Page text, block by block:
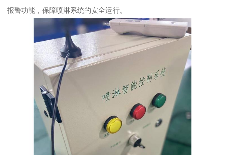
报警功能，保障喷淋系统的安全运行。